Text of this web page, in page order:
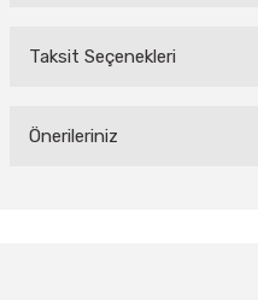
Bu ürüne ilk
Taksit Seçenekleri
Önerileriniz